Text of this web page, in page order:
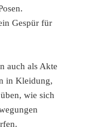
Gespür für
auch als Akte
in Kleidung,
wie sich